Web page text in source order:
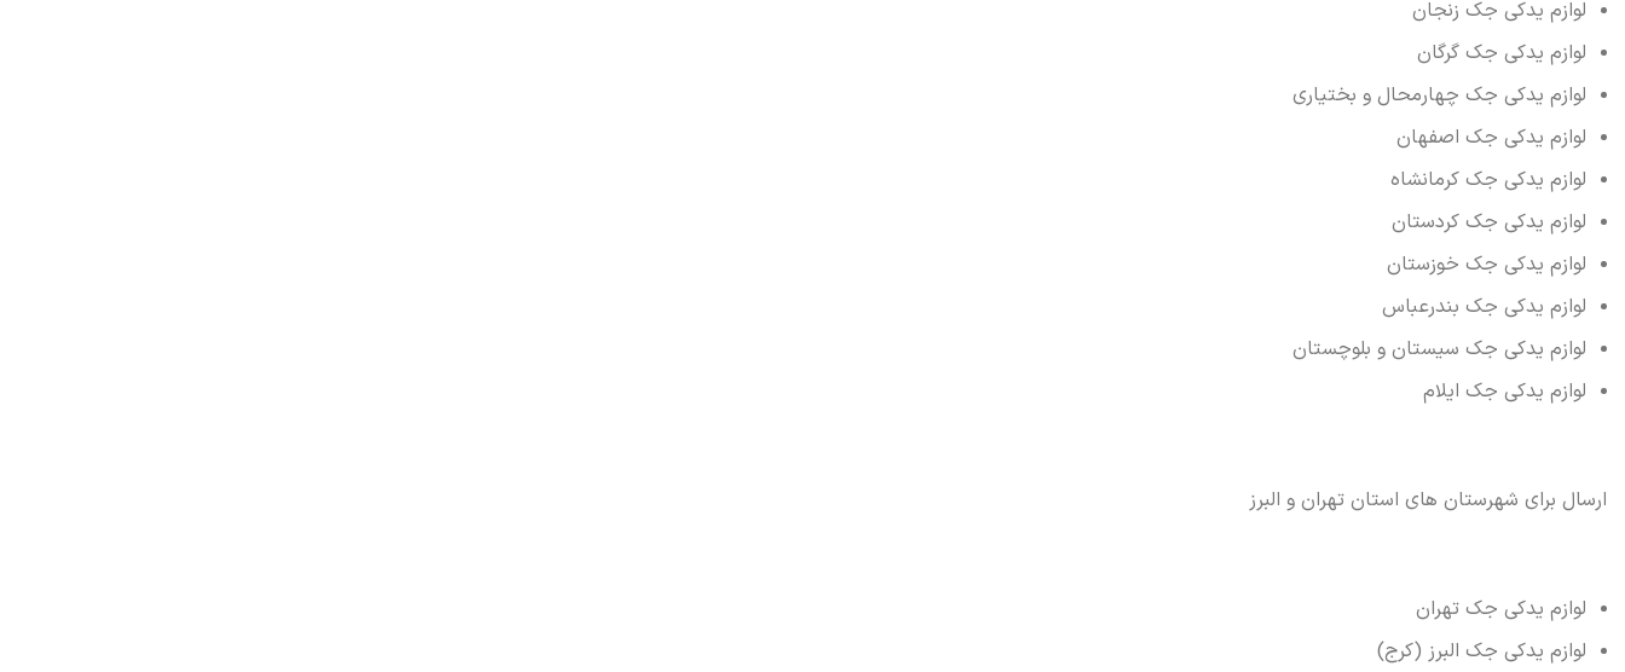
لوازم یدکی جک زنجان
لوازم یدکی جک گرگان
لوازم یدکی جک چهارمحال و بختیاری
لوازم یدکی جک اصفهان
لوازم یدکی جک کرمانشاه
لوازم یدکی جک کردستان
لوازم یدکی جک خوزستان
لوازم یدکی جک بندرعباس
لوازم یدکی جک سیستان و بلوچستان
لوازم یدکی جک ایلام
ارسال برای شهرستان های استان تهران و البرز
لوازم یدکی جک تهران
لوازم یدکی جک البرز (کرج)